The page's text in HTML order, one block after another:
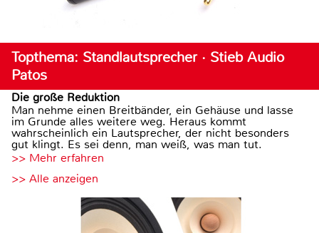
Topthema: Standlautsprecher · Stieb Audio
Patos
Die große Reduktion
Man nehme einen Breitbänder, ein Gehäuse und lasse
im Grunde alles weitere weg. Heraus kommt
wahrscheinlich ein Lautsprecher, der nicht besonders
gut klingt. Es sei denn, man weiß, was man tut.
>> Mehr erfahren
>> Alle anzeigen